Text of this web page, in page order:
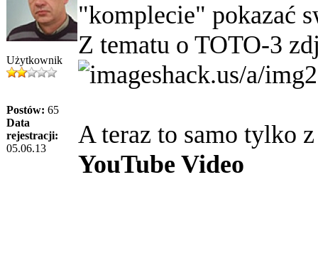
Użytkownik
Postów: 65
Data
rejestracji:
05.06.13
"komplecie" pokazać
Z tematu o TOTO-3
A teraz to samo tylko
YouTube Video